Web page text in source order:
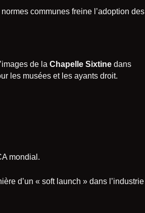
communes freine l’adoption des
de la Chapelle Sixtine dans
les musées et les ayants droit.
mondial.
d’un « soft launch » dans l’industrie